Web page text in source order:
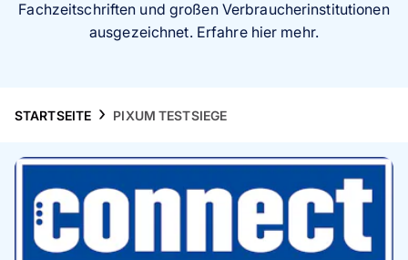
Fotokalender
Grußkarten
Handyhüllen
Fachzeitschriften und großen Verbraucherinstitutionen
ausgezeichnet. Erfahre hier mehr.
STARTSEITE PIXUM TESTSIEGE